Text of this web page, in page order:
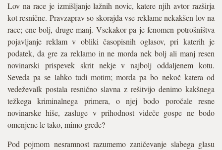
Lov na race je izmišljanje lažnih novic, katere njih avtor razširja
kot resnične. Pravzaprav so skorajda vse reklame nekakšen lov na
race; ene bolj, druge manj. Vsekakor pa je fenomen potrošništva
pojavljanje reklam v obliki časopisnih oglasov, pri katerih je
podatek, da gre za reklamo in ne morda nek bolj ali manj resen
novinarski prispevek skrit nekje v najbolj oddaljenem kotu.
Seveda pa se lahko tudi motim; morda pa bo nekoč katera od
vedeževalk postala resnično slavna z rešitvijo denimo kakšnega
težkega kriminalnega primera, o njej bodo poročale resne
novinarske hiše, zasluge v prihodnost videče gospe ne bodo
omenjene le tako, mimo grede?
Pod pojmom nesramnost razumemo zaničevanje slabega glasu